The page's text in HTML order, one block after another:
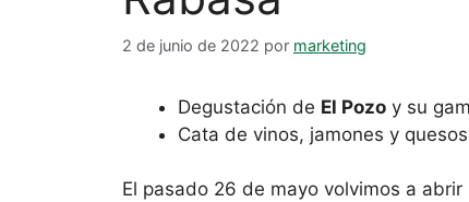
2 de junio de 2022 por marketing
Degustación de El Pozo y su
Cata de vinos, jamones y
El pasado 26 de mayo volvimos a